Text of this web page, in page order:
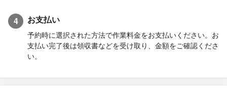
4 お支払い
予約時に選択された方法で作業料金をお支払いください。お
支払い完了後は領収書などを受け取り、金額をご確認くださ
い。